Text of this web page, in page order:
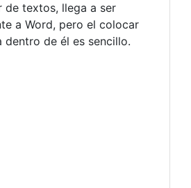
de textos, llega a ser
a Word, pero el colocar
dentro de él es sencillo.